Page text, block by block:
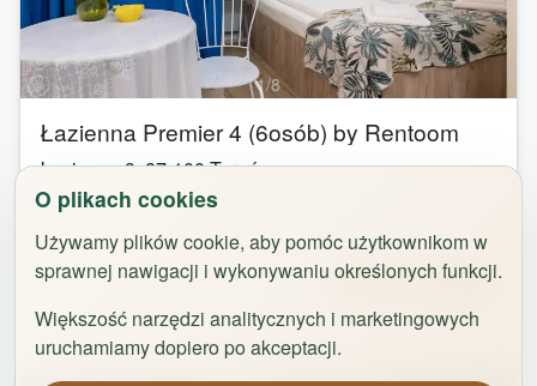
O plikach cookies
Używamy plików cookie, aby pomóc użytkownikom w
sprawnej nawigacji i wykonywaniu określonych funkcji.
Większość narzędzi analitycznych i marketingowych
uruchamiamy dopiero po akceptacji.
1/8
Łazienna Premier 4 (6osób) by Rentoom
Łazienna 9,87-100Toruń
Od323,00zł Zarezerwuj